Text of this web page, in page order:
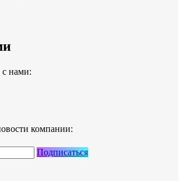
с нами:
компании:
Подписаться